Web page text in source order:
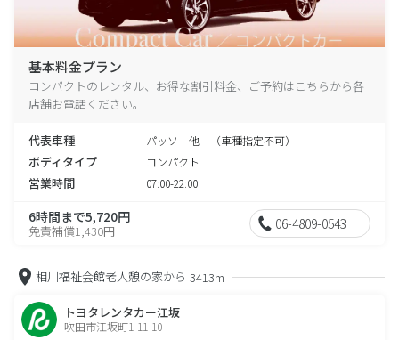
基本料金プラン
コンパクトのレンタル、お得な割引料金、ご予約はこちらから各
店舗お電話ください。
代表車種 パッソ 他 （車種指定不可）
ボディタイプ コンパクト
営業時間 07:00-22:00
6時間まで5,720円
免責補償1,430円 06-4809-0543
相川福祉会館老人憩の家から 3413m
トヨタレンタカー江坂
吹田市江坂町1-11-10